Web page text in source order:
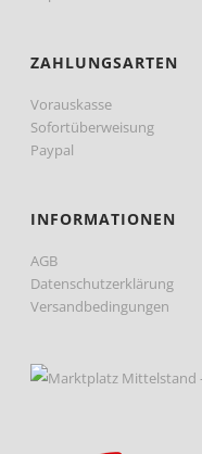
ZAHLUNGSARTEN
Vorauskasse
Sofortüberweisung
Paypal
INFORMATIONEN
AGB
Datenschutzerklärung
Versandbedingungen